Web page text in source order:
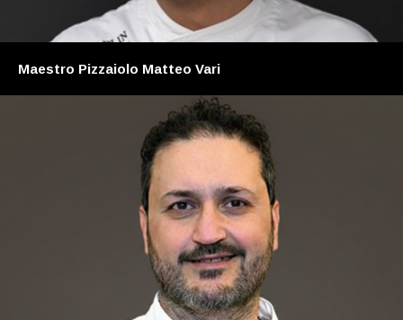
Maestro Pizzaiolo Matteo Vari